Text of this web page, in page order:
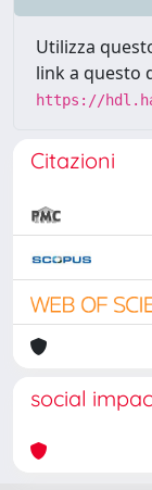
Utilizza
link a questo
https://
Citazioni
social